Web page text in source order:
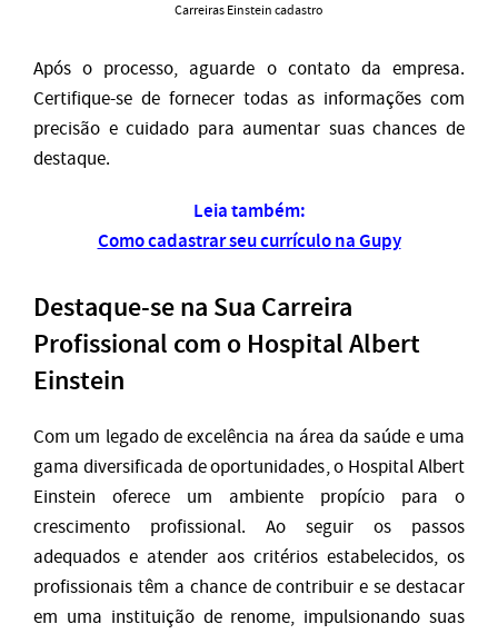
Carreiras Einstein cadastro
Após o processo, aguarde o contato da empresa.
Certifique-se de fornecer todas as informações com
precisão e cuidado para aumentar suas chances de
destaque.
Leia também:
Como cadastrar seu currículo na Gupy
Destaque-se na Sua Carreira
Profissional com o Hospital Albert
Einstein
Com um legado de excelência na área da saúde e uma
gama diversificada de oportunidades, o Hospital Albert
Einstein oferece um ambiente propício para o
crescimento profissional. Ao seguir os passos
adequados e atender aos critérios estabelecidos, os
profissionais têm a chance de contribuir e se destacar
em uma instituição de renome, impulsionando suas